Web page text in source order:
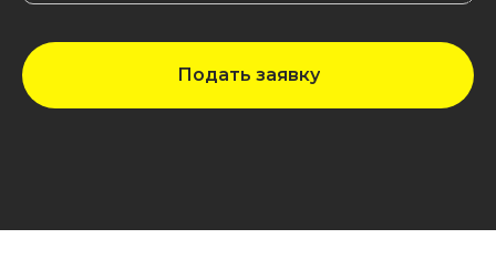
Подать заявку